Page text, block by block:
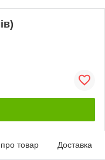
про товар Доставка